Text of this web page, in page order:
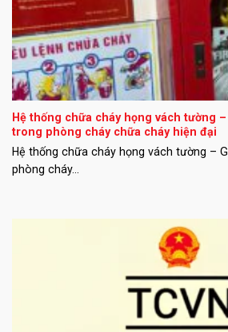
Hệ thống chữa cháy họng vách tường
trong phòng cháy chữa cháy hiện đại
Hệ thống chữa cháy họng vách tường –
phòng cháy...